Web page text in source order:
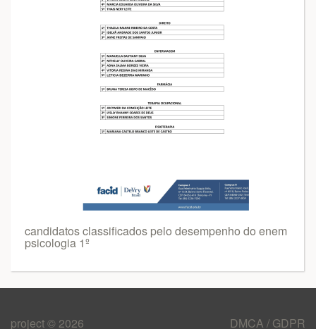
candidatos classificados pelo desempenho do enem
psicologia 1º
project © 2026 DMCA / GDPR